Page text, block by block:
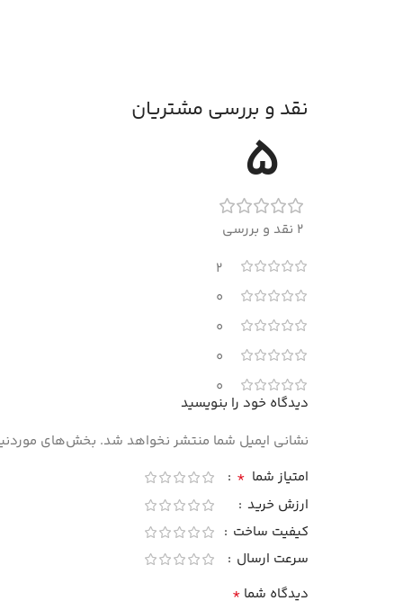
نقد و بررسی مشتریان
5
2 نقد و بررسی
2
0
0
0
0
دیدگاه خود را بنویسید
نشانی ایمیل شما منتشر نخواهد شد. بخش‌های
امتیاز شما *
ارزش خرید
کیفیت ساخت
سرعت ارسال
دیدگاه شما *